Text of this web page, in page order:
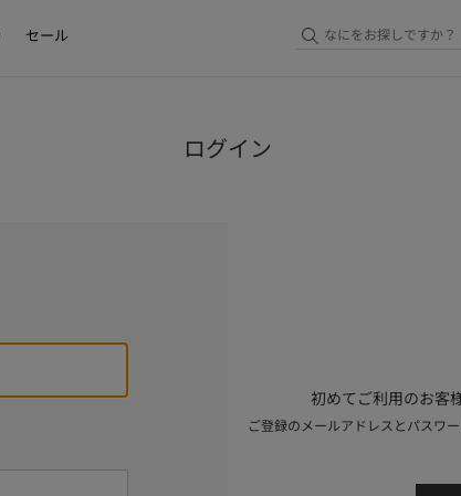
セール
ログイン
初めてご利用のお客
ご登録のメールアドレスとパスワ